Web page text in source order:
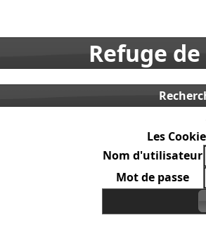
Refuge
Les
Nom d'utilisateur
Mot de passe